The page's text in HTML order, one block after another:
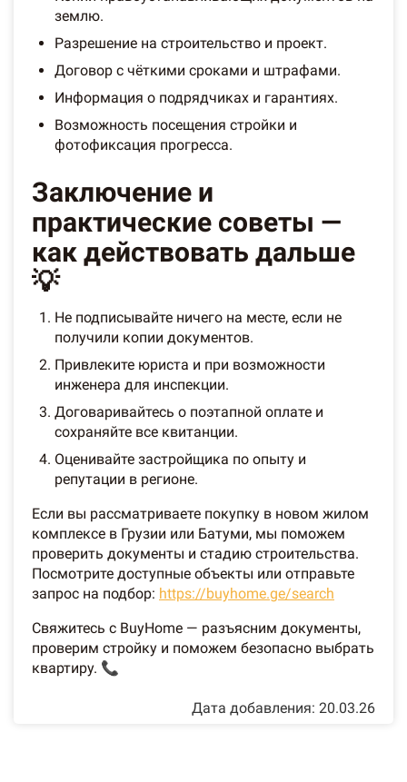
землю.
Разрешение на строительство и проект.
Договор с чёткими сроками и штрафами.
Информация о подрядчиках и гарантиях.
Возможность посещения стройки и
фотофиксация прогресса.
Заключение и
практические советы —
как действовать дальше
💡
Не подписывайте ничего на месте, если не
получили копии документов.
Привлеките юриста и при возможности
инженера для инспекции.
Договаривайтесь о поэтапной оплате и
сохраняйте все квитанции.
Оценивайте застройщика по опыту и
репутации в регионе.
Если вы рассматриваете покупку в новом жилом
комплексе в Грузии или Батуми, мы поможем
проверить документы и стадию строительства.
Посмотрите доступные объекты или отправьте
запрос на подбор: https://buyhome.ge/search
Свяжитесь с BuyHome — разъясним документы,
проверим стройку и поможем безопасно выбрать
квартиру. 📞
Дата добавления: 20.03.26